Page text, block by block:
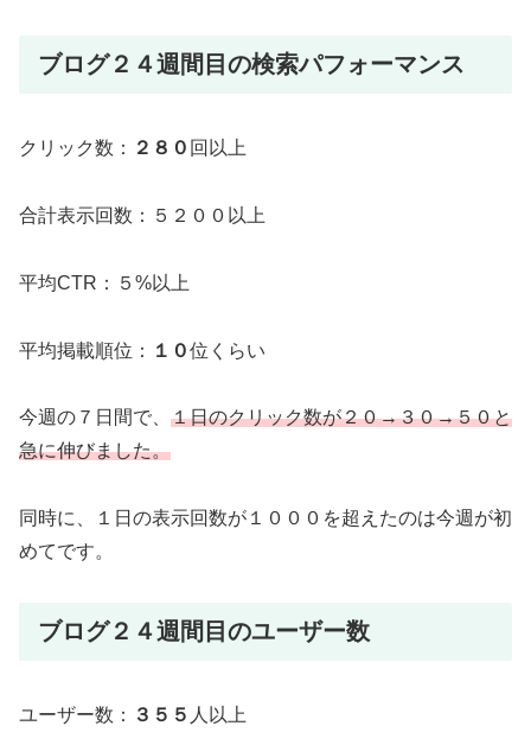
ブログ２４週間目の検索パフォーマンス
クリック数： ２８０ 回以上
合計表示回数：５２００以上
平均CTR：５%以上
平均掲載順位： １ ０位くらい
今週の７日間で、 １日のクリック数が２０→３０→５０と
急に伸びました。
同時に、１日の表示回数が１０００を超えたのは今週が初
めてです。
ブログ２４週間目のユーザー数
ユーザー数： ３５５ 人以上